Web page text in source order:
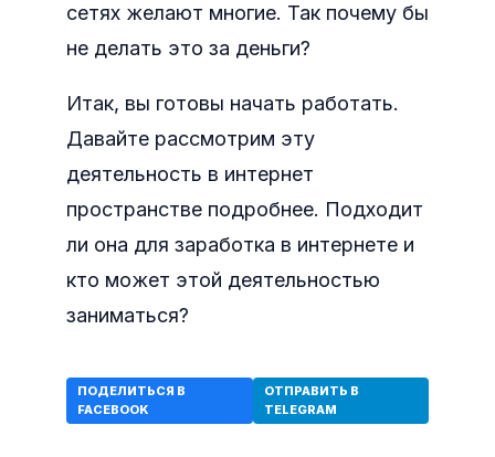
сетях желают многие. Так почему бы
не делать это за деньги?
Итак, вы готовы начать работать.
Давайте рассмотрим эту
деятельность в интернет
пространстве подробнее. Подходит
ли она для заработка в интернете и
кто может этой деятельностью
заниматься?
ПОДЕЛИТЬСЯ В
FACEBOOK
ОТПРАВИТЬ В
TELEGRAM